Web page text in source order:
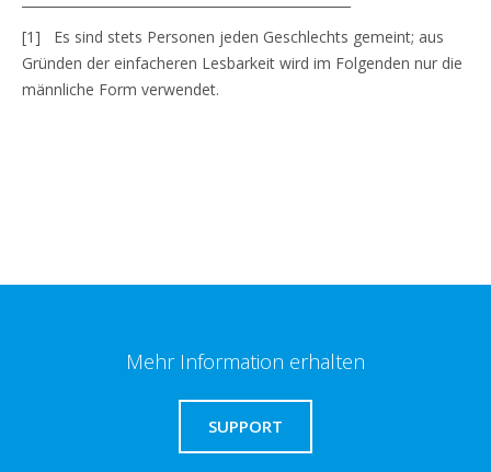
[1] Es sind stets Personen jeden Geschlechts gemeint; aus
Gründen der einfacheren Lesbarkeit wird im Folgenden nur die
männliche Form verwendet.
Mehr Information erhalten
SUPPORT